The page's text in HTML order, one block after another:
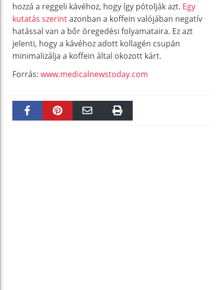
hozzá a reggeli kávéhoz, hogy így pótolják azt. Egy
kutatás szerintazonban a koffein valójában negatív
hatással van a bőr öregedési folyamataira. Ez azt
jelenti, hogy a kávéhoz adott kollagén csupán
minimalizálja a koffein által okozott kárt.
Forrás: www.medicalnewstoday.com